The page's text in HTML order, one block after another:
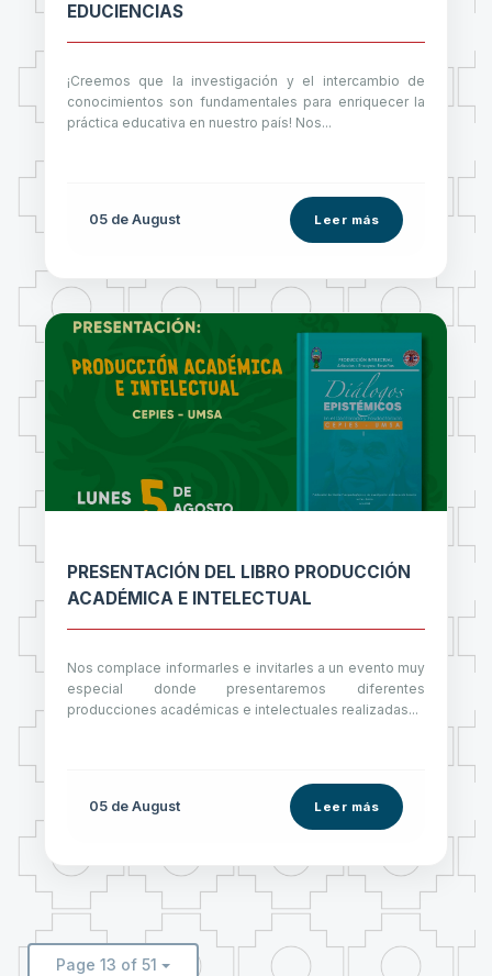
EDUCIENCIAS
¡Creemos que la investigación y el intercambio de
conocimientos son fundamentales para enriquecer la
práctica educativa en nuestro país! Nos...
05 de August Leer más
PRESENTACIÓN DEL LIBRO PRODUCCIÓN
ACADÉMICA E INTELECTUAL
Nos complace informarles e invitarles a un evento muy
especial donde presentaremos diferentes
producciones académicas e intelectuales realizadas...
05 de August Leer más
Page 13 of 51